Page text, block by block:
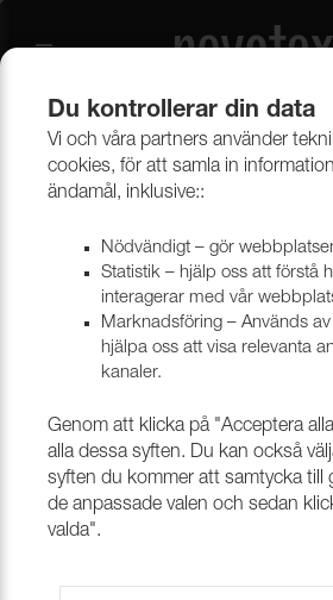
Beklädnadsmaterial Möbeltyger
Du kontrollerar din data
Vi och våra partners använder
cookies, för att samla in
ändamål, inklusive::
Nödvändigt – gör
Statistik – hjälp oss att förstå
interagerar med vår
Marknadsföring – Används
hjälpa oss att visa relevanta
kanaler.
Genom att klicka på "Acceptera
alla dessa syften. Du kan också
syften du kommer att samtycka till
de anpassade valen och sedan
valda".